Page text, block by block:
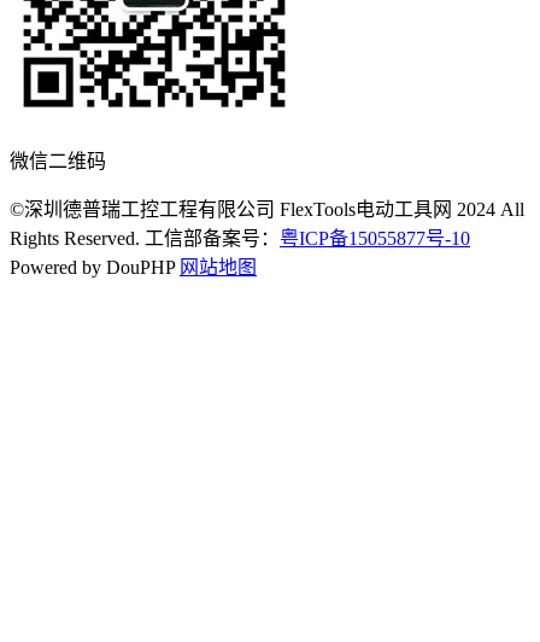
微信二维码
©深圳德普瑞工控工程有限公司 FlexTools电动工具网 2024 All
Rights Reserved. 工信部备案号： 粤ICP备15055877号-10
Powered by DouPHP 网站地图